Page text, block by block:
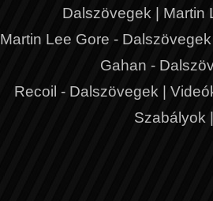
Dalszövegek
Martin
Martin Lee Gore - Dalszövegek
Gahan -
Recoil - Dalszövegek
Szabályok